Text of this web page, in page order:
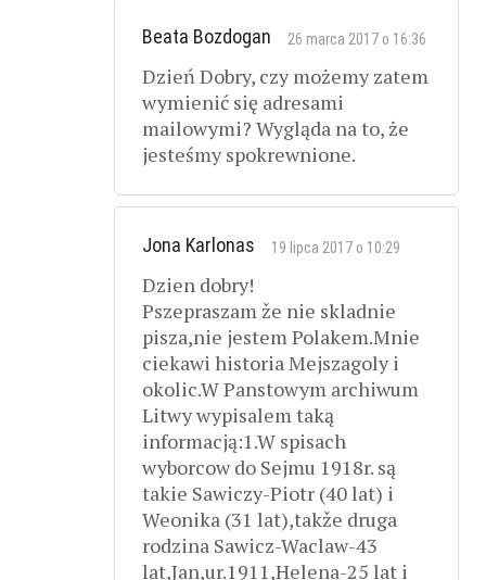
Beata Bozdogan 26 marca 2017 o 16:36
Dzień Dobry, czy możemy zatem
wymienić się adresami
mailowymi? Wygląda na to, że
jesteśmy spokrewnione.
Jona Karlonas 19 lipca 2017 o 10:29
Dzien dobry!
Pszepraszam že nie skladnie
pisza,nie jestem Polakem.Mnie
ciekawi historia Mejszagoly i
okolic.W Panstowym archiwum
Litwy wypisalem taką
informacją:1.W spisach
wyborcow do Sejmu 1918r. są
takie Sawiczy-Piotr (40 lat) i
Weonika (31 lat),takže druga
rodzina Sawicz-Waclaw-43
lat,Jan,ur.1911,Helena-25 lat i